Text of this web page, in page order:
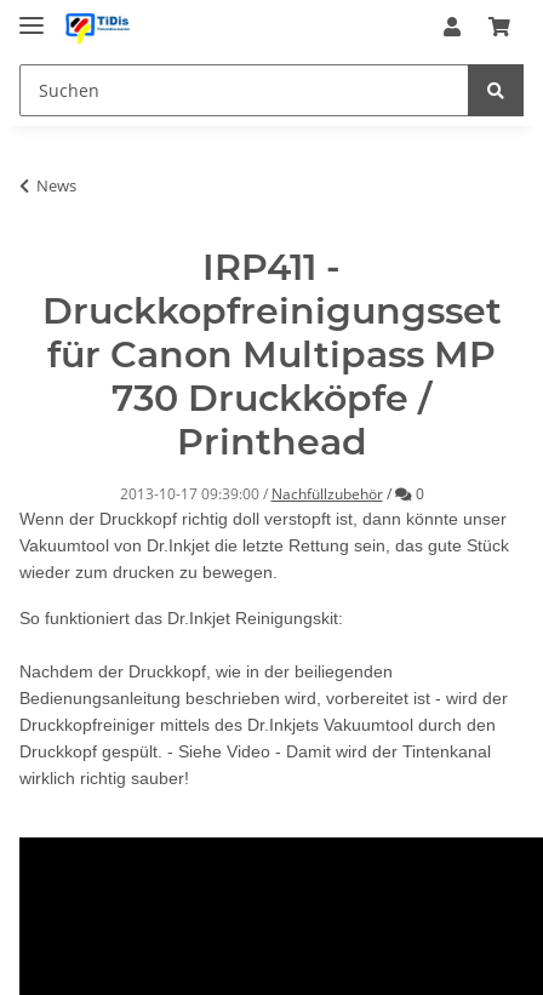
News
IRP411 -
Druckkopfreinigungsset
für Canon Multipass MP
730 Druckköpfe /
Printhead
2013-10-17 09:39:00 / Nachfüllzubehör / Kommentare
0
Wenn der Druckkopf richtig doll verstopft ist, dann könnte unser
Vakuumtool von Dr.Inkjet die letzte Rettung sein, das gute Stück
wieder zum drucken zu bewegen.
So funktioniert das Dr.Inkjet Reinigungskit:
Nachdem der Druckkopf, wie in der beiliegenden
Bedienungsanleitung beschrieben wird, vorbereitet ist - wird der
Druckkopfreiniger mittels des Dr.Inkjets Vakuumtool durch den
Druckkopf gespült. - Siehe Video - Damit wird der Tintenkanal
wirklich richtig sauber!